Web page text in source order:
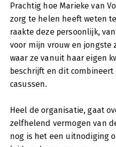
Prachtig hoe Marieke van
zorg te helen heeft weten
raakte deze persoonlijk,
voor mijn vrouw en jongste
waar ze vanuit haar eigen
beschrijft en dit
casussen.
Heel de organisatie, gaat
zelfhelend vermogen van
nog is het een uitnodiging